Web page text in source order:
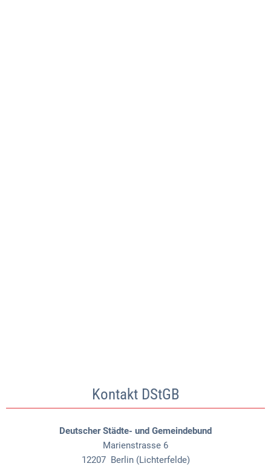
Kontakt DStGB
Deutscher Städte- und Gemeindebund
Marienstrasse 6
12207 Berlin (Lichterfelde)